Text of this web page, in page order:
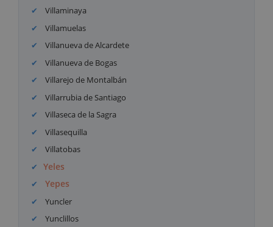
Villaminaya
Villamuelas
Villanueva de Alcardete
Villanueva de Bogas
Villarejo de Montalbán
Villarrubia de Santiago
Villaseca de la Sagra
Villasequilla
Villatobas
Yeles
Yepes
Yuncler
Yunclillos